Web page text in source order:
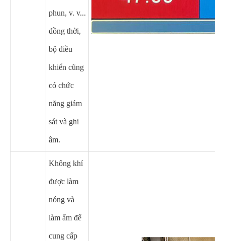
phun, v. v...
đồng thời,
bộ điều
khiển cũng
có chức
năng giám
sát và ghi
âm.
Không khí
được làm
nóng và
làm ẩm để
cung cấp